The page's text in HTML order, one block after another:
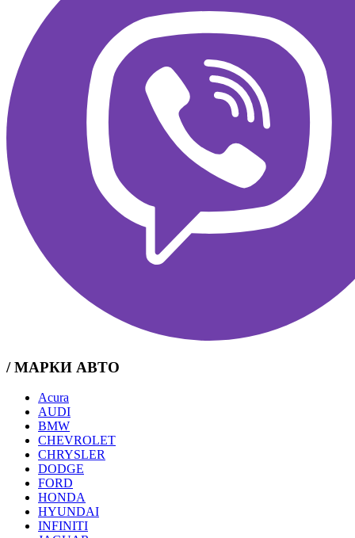
/ МАРКИ АВТО
Acura
AUDI
BMW
CHEVROLET
CHRYSLER
DODGE
FORD
HONDA
HYUNDAI
INFINITI